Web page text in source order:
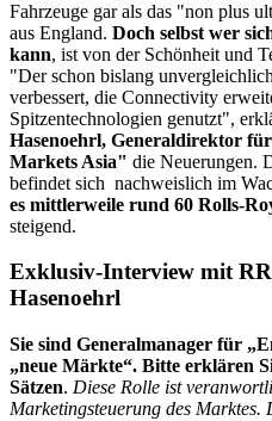
Fahrzeuge gar als das "non plus
aus England. Doch selbst wer
kann, ist von der Schönheit und
"Der schon bislang
verbessert, die Connectivity
Spitzentechnologien genutzt",
Hasenoehrl, Generaldirektor
Markets Asia" die Neuerungen.
befindet sich nachweislich im
es mittlerweile rund 60 Rolls-
steigend.
Exklusiv-Interview mit
Hasenoehrl
Sie sind Generalmanager für
„neue Märkte“. Bitte erklären
Sätzen. Diese Rolle ist
Marketingsteuerung des